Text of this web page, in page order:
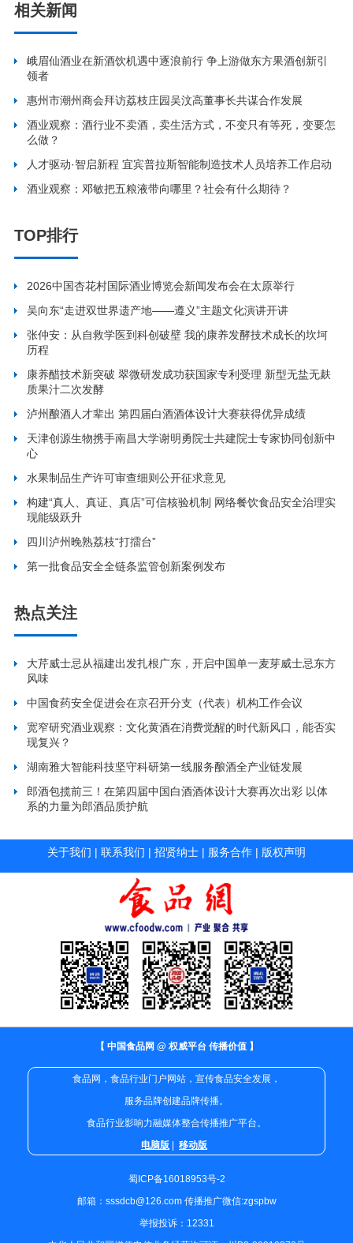
相关新闻
峨眉仙酒业在新酒饮机遇中逐浪前行 争上游做东方果酒创新引
领者
惠州市潮州商会拜访荔枝庄园吴汶高董事长共谋合作发展
酒业观察：酒行业不卖酒，卖生活方式，不变只有等死，变要怎
么做？
人才驱动·智启新程 宜宾普拉斯智能制造技术人员培养工作启动
酒业观察：邓敏把五粮液带向哪里？社会有什么期待？
TOP排行
2026中国杏花村国际酒业博览会新闻发布会在太原举行
吴向东“走进双世界遗产地——遵义”主题文化演讲开讲
张仲安：从自救学医到科创破壁 我的康养发酵技术成长的坎坷
历程
康养醋技术新突破 翠微研发成功获国家专利受理 新型无盐无麸
质果汁二次发酵
泸州酿酒人才辈出 第四届白酒酒体设计大赛获得优异成绩
天津创源生物携手南昌大学谢明勇院士共建院士专家协同创新中
心
水果制品生产许可审查细则公开征求意见
构建“真人、真证、真店”可信核验机制 网络餐饮食品安全治理实
现能级跃升
四川泸州晚熟荔枝“打擂台”
第一批食品安全全链条监管创新案例发布
热点关注
大芹威士忌从福建出发扎根广东，开启中国单一麦芽威士忌东方
风味
中国食药安全促进会在京召开分支（代表）机构工作会议
宽窄研究酒业观察：文化黄酒在消费觉醒的时代新风口，能否实
现复兴？
湖南雅大智能科技坚守科研第一线服务酿酒全产业链发展
郎酒包揽前三！在第四届中国白酒酒体设计大赛再次出彩 以体
系的力量为郎酒品质护航
关于我们 | 联系我们 | 招贤纳士 | 服务合作 | 版权声明
【 中国食品网 @ 权威平台 传播价值 】
食品网，食品行业门户网站，宣传食品安全发展，
服务品牌创建品牌传播。
食品行业影响力融媒体整合传播推广平台。
电脑版 | 移动版
蜀ICP备16018953号-2
邮箱：sssdcb@126.com 传播推广微信:zgspbw
举报投诉：12331